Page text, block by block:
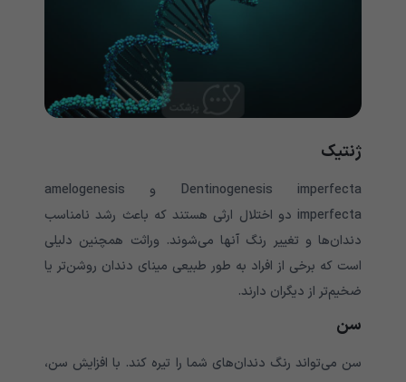
ژنتیک
Dentinogenesis imperfecta و amelogenesis
imperfecta دو اختلال ارثی هستند که باعث رشد نامناسب
دندان‌‌‌‌‌‌‌‌‌‌‌‌‌‌‌‌‌‌‌‌‌‌‌‌‌‌‌‌‌‌‌‌‌‌‌‌‌‌ها و تغییر رنگ آنها می‌‌‌‌‌‌‌‌‌‌‌‌‌شوند. وراثت همچنین دلیلی
است که برخی از افراد به طور طبیعی مینای دندان روشن‌تر یا
ضخیم‌تر از دیگران دارند.
سن
سن می‌‌‌‌‌‌‌‌‌‌‌‌‌تواند رنگ دندان‌های شما را تیره کند. با افزایش سن،